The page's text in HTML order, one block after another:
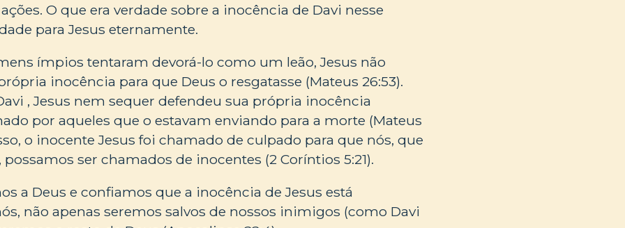
O que era verdade sobre a inocência de Davi nesse
para Jesus eternamente.
ímpios tentaram devorá-lo como um leão, Jesus não
inocência para que Deus o resgatasse (Mateus 26:53).
, Jesus nem sequer defendeu sua própria inocência
por aqueles que o estavam enviando para a morte (Mateus
o inocente Jesus foi chamado de culpado para que nós, que
ser chamados de inocentes (2 Coríntios 5:21).
a Deus e confiamos que a inocência de Jesus está
não apenas seremos salvos de nossos inimigos (como Davi